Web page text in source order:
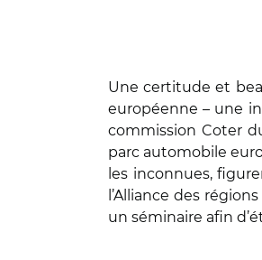
Une certitude et
européenne – une
commission Coter
parc automobile
les inconnues,
l’Alliance des
un séminaire afin